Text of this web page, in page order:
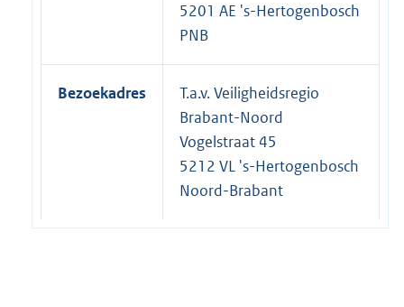
5201 AE 's-Hertogenbosch
PNB
Bezoekadres
T.a.v. Veiligheidsregio
Brabant-Noord
Vogelstraat 45
5212 VL 's-Hertogenbosch
Noord-Brabant